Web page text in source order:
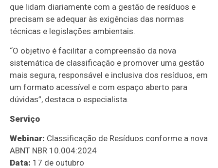
que lidam diariamente com a gestão de resíduos e
precisam se adequar às exigências das normas
técnicas e legislações ambientais.
“O objetivo é facilitar a compreensão da nova
sistemática de classificação e promover uma gestão
mais segura, responsável e inclusiva dos resíduos, em
um formato acessível e com espaço aberto para
dúvidas”, destaca o especialista.
Serviço
Webinar: Classificação de Resíduos conforme a nova
ABNT NBR 10.004:2024
Data: 17 de outubro